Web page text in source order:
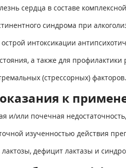
сердца в составе
синдрома при
интоксикации
а также для
(стрессорных) факторов.
к
и/или почечная
изученностью действия
дефицит лактазы и